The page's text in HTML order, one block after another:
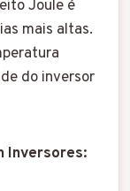
Joule é
mais altas.
do inversor
Inversores: